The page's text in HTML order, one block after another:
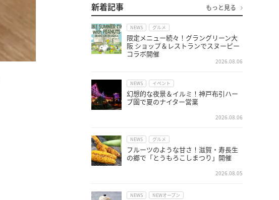
新着記事 もっと見る
NEWS グルメ
限定メニュー続々！グラングリーン大
阪 ショップ＆レストランでスヌーピー
コラボ開催
2026.08.06
NEWS イベント
幻想的な夜景＆イルミ！神戸布引ハー
ブ園で夏のナイター営業
2026.08.06
NEWS グルメ
フルーツのような甘さ！滋賀・寿長生
の郷で「とうもろこしまつり」開催
2026.08.05
NEWS NEWオープン